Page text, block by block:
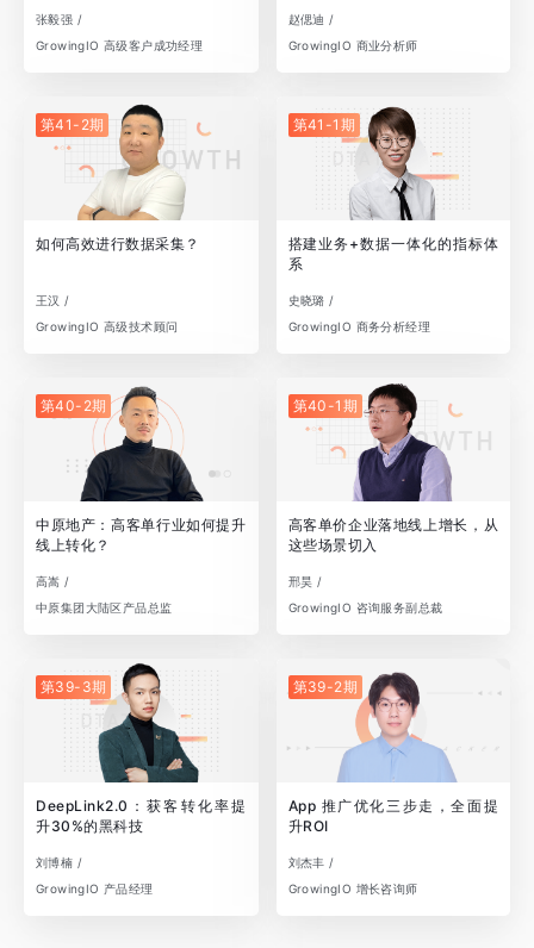
张毅强 /
GrowingIO 高级客户成功经理
赵偲迪 /
GrowingIO 商业分析师
第41-2期
如何高效进行数据采集？
王汉 /
GrowingIO 高级技术顾问
第41-1期
搭建业务+数据一体化的指标体
系
史晓璐 /
GrowingIO 商务分析经理
第40-2期
中原地产：高客单行业如何提升
线上转化？
高嵩 /
中原集团大陆区产品总监
第40-1期
高客单价企业落地线上增长，从
这些场景切入
邢昊 /
GrowingIO 咨询服务副总裁
第39-3期
DeepLink2.0：获客转化率提
升30%的黑科技
刘博楠 /
GrowingIO 产品经理
第39-2期
App 推广优化三步走，全面提
升ROI
刘杰丰 /
GrowingIO 增长咨询师